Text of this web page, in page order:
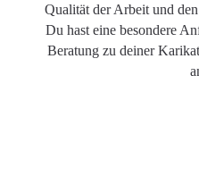
Qualität der Arbeit und
Du hast eine besondere
Beratung zu deiner